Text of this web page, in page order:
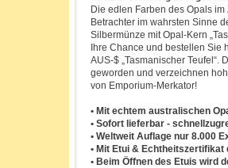
Die edlen Farben des Opals
Betrachter im wahrsten Sinne
Silbermünze mit Opal-Kern
Ihre Chance und bestellen Sie
AUS-$ „Tasmanischer
geworden und verzeichnen
von Emporium-Merkator!
• Mit echtem australischen
• Sofort lieferbar -
• Weltweit Auflage nur 8.000
• Mit Etui & Echtheitszertifikat
• Beim Öffnen des Etuis wird